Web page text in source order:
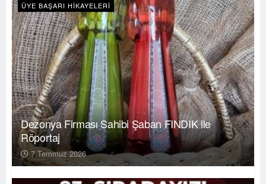
ÜYE BAŞARI HIKAYELERI
Dezonya Firması Sahibi Şaban FINDIK ile
Röportaj
7 Temmuz 2026